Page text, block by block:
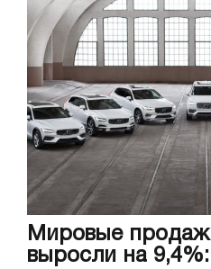
Мировые
выросли на